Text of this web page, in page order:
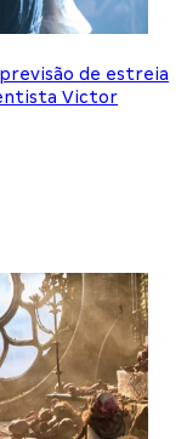
de estreia
Victor